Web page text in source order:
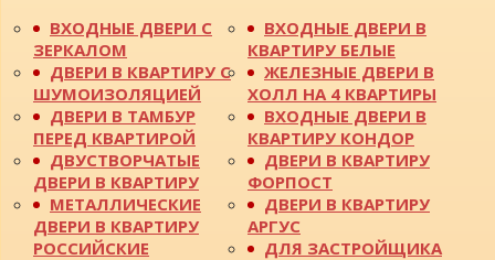
ВХОДНЫЕ ДВЕРИ С
ЗЕРКАЛОМ
ДВЕРИ В КВАРТИРУ С
ШУМОИЗОЛЯЦИЕЙ
ДВЕРИ В ТАМБУР
ПЕРЕД КВАРТИРОЙ
ДВУСТВОРЧАТЫЕ
ДВЕРИ В КВАРТИРУ
МЕТАЛЛИЧЕСКИЕ
ДВЕРИ В КВАРТИРУ
РОССИЙСКИЕ
ВХОДНЫЕ ДВЕРИ В
КВАРТИРУ БЕЛЫЕ
ЖЕЛЕЗНЫЕ ДВЕРИ В
ХОЛЛ НА 4 КВАРТИРЫ
ВХОДНЫЕ ДВЕРИ В
КВАРТИРУ КОНДОР
ДВЕРИ В КВАРТИРУ
ФОРПОСТ
ДВЕРИ В КВАРТИРУ
АРГУС
ДЛЯ ЗАСТРОЙЩИКА